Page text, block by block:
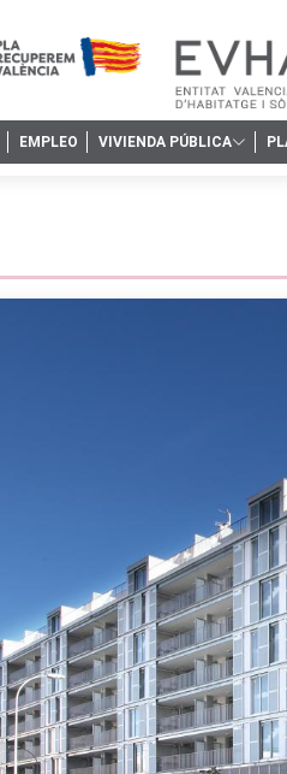
EMPLEO VIVIENDA PÚBLICA